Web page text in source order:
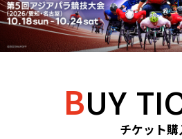
BUY
チケット購